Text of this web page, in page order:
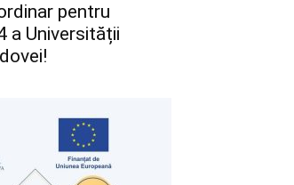
pentru
a Universității